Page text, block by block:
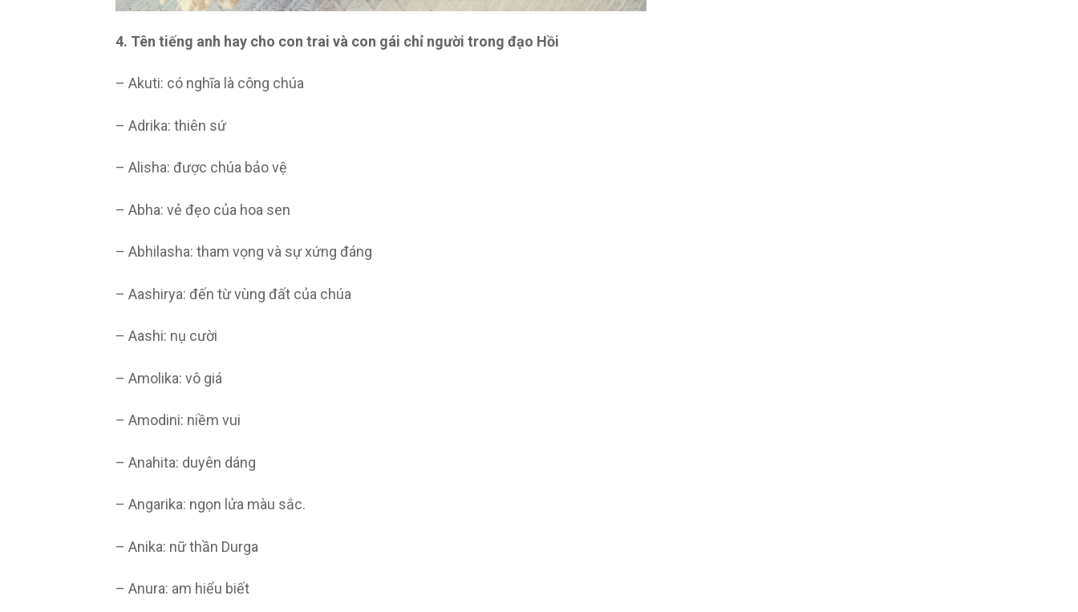
4. Tên tiếng anh hay cho con trai và con gái chỉ người trong đạo Hồi
– Akuti: có nghĩa là công chúa
– Adrika: thiên sứ
– Alisha: được chúa bảo vệ
– Abha: vẻ đẹo của hoa sen
– Abhilasha: tham vọng và sự xứng đáng
– Aashirya: đến từ vùng đất của chúa
– Aashi: nụ cười
– Amolika: vô giá
– Amodini: niềm vui
– Anahita: duyên dáng
– Angarika: ngọn lửa màu sắc.
– Anika: nữ thần Durga
– Anura: am hiểu biết